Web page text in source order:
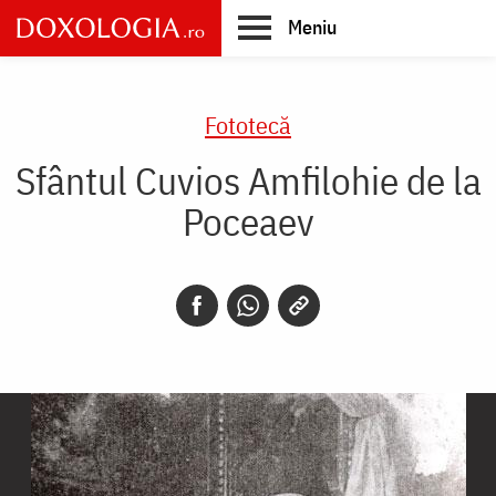
Skip
to
main
Meniu
Fototecă
Sfântul Cuvios Amfilohie de la
Poceaev